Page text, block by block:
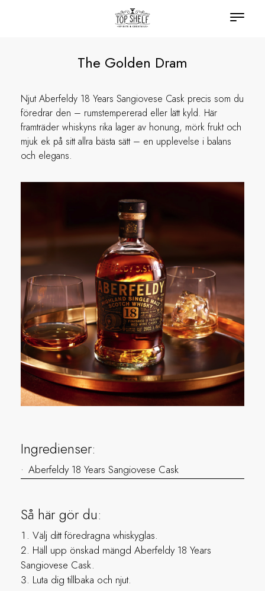
The Golden Dram
Njut Aberfeldy 18 Years Sangiovese Cask precis som du
föredrar den – rumstempererad eller lätt kyld. Här
framträder whiskyns rika lager av honung, mörk frukt och
mjuk ek på sitt allra bästa sätt – en upplevelse i balans
och elegans.
Ingredienser:
Aberfeldy 18 Years Sangiovese Cask
Så här gör du:
Välj ditt föredragna whiskyglas.
Häll upp önskad mängd Aberfeldy 18 Years
Sangiovese Cask.
Luta dig tillbaka och njut.